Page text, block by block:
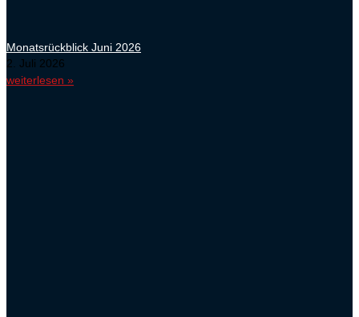
Monatsrückblick Juni 2026
2. Juli 2026
weiterlesen »